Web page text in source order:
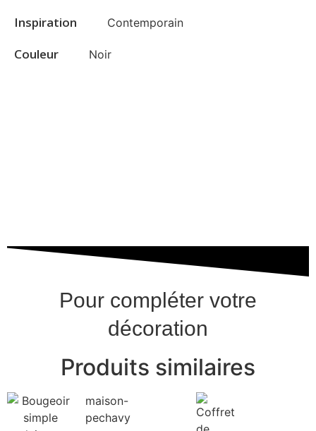
Inspiration Contemporain
Couleur Noir
Pour compléter votre
décoration
Produits similaires
maison-
pechavy